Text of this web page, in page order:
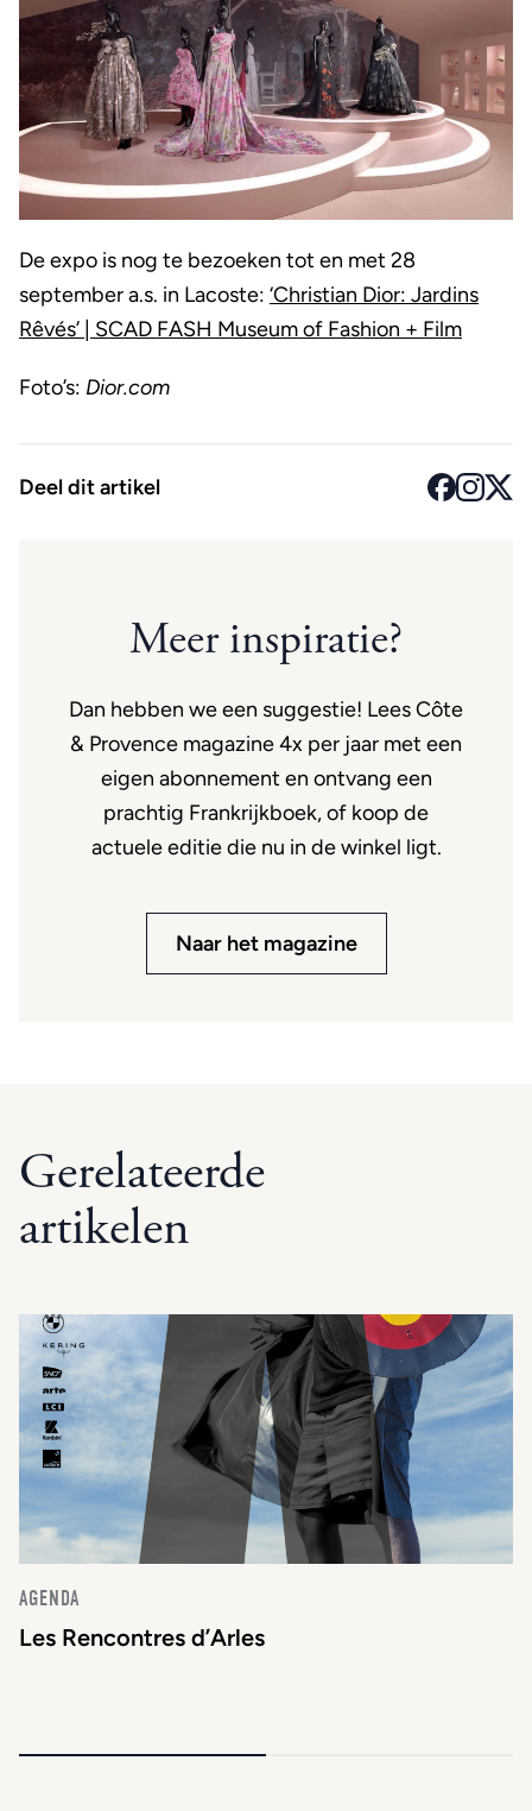
De expo is nog te bezoeken tot en met 28
september a.s. in Lacoste: ‘Christian Dior: Jardins
Rêvés’ | SCAD FASH Museum of Fashion + Film
Foto’s: Dior.com
Deel dit artikel
Meer inspiratie?
Dan hebben we een suggestie! Lees Côte
& Provence magazine 4x per jaar met een
eigen abonnement en ontvang een
prachtig Frankrijkboek, of koop de
actuele editie die nu in de winkel ligt.
Naar het magazine
Gerelateerde
artikelen
AGENDA
Les Rencontres d’Arles